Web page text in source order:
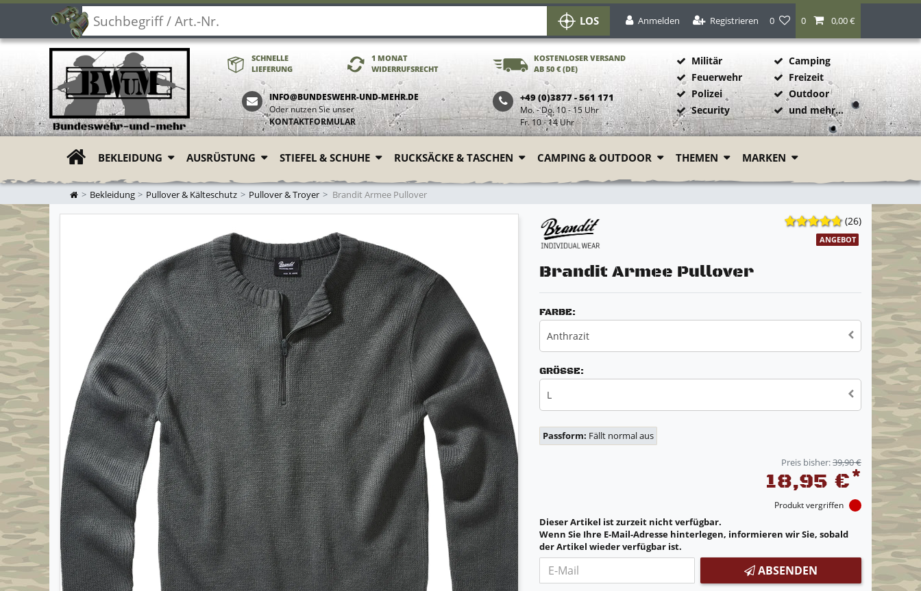
LOS Anmelden Registrieren 0 0 0,00 €
SCHNELLE
LIEFERUNG
1 MONAT
WIDERRUFSRECHT
KOSTENLOSER VERSAND
AB 50 € (DE)
INFO@BUNDESWEHR-UND-MEHR.DE
Oder nutzen Sie unser
KONTAKTFORMULAR
+49 (0)3877 - 561 171
Mo. - Do. 10 - 15 Uhr
Fr. 10 - 14 Uhr
Militär
Feuerwehr
Polizei
Security
Camping
Freizeit
Outdoor
und mehr...
ZUR STARTSEITE
BEKLEIDUNG AUSRÜSTUNG STIEFEL & SCHUHE RUCKSÄCKE & TASCHEN CAMPING & OUTDOOR THEMEN MARKEN
Bekleidung Pullover & Kälteschutz Pullover & Troyer Brandit Armee Pullover
(26)
ANGEBOT
Brandit Armee Pullover
FARBE:
Anthrazit
GRÖSSE:
L
Passform: Fällt normal aus
Preis bisher:39,90 €
18,95 €*
Produkt vergriffen
Dieser Artikel ist zurzeit nicht verfügbar.
Wenn Sie Ihre E-Mail-Adresse hinterlegen, informieren wir Sie, sobald
der Artikel wieder verfügbar ist.
ABSENDEN